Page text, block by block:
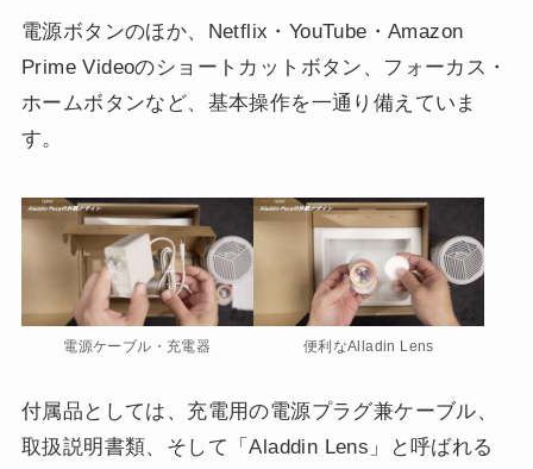
電源ボタンのほか、Netflix・YouTube・Amazon
Prime Videoのショートカットボタン、フォーカス・
ホームボタンなど、基本操作を一通り備えていま
す。
電源ケーブル・充電器 便利なAlladin Lens
付属品としては、充電用の電源プラグ兼ケーブル、
取扱説明書類、そして「Aladdin Lens」と呼ばれる